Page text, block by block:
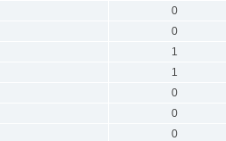
0
0
1
1
0
0
0